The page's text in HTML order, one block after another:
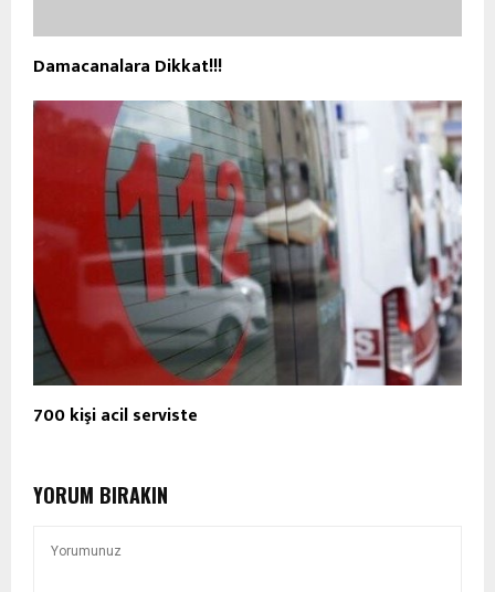
Damacanalara Dikkat!!!
700 kişi acil serviste
YORUM BIRAKIN